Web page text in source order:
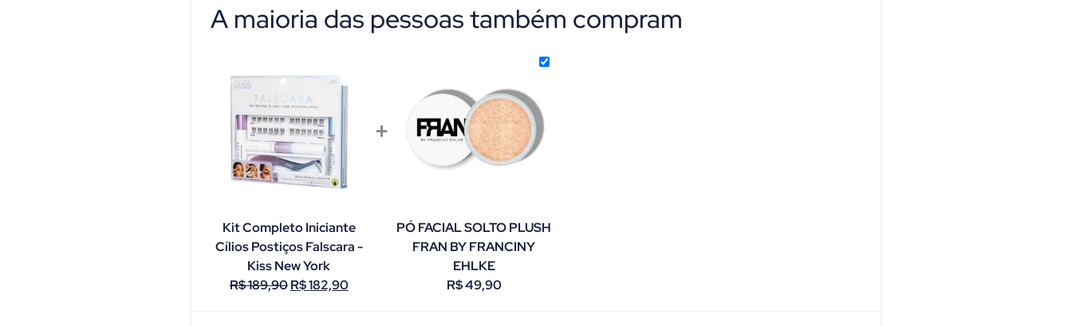
A maioria das pessoas também compram
Kit Completo Iniciante
Cílios Postiços Falscara -
Kiss New York
R$189,90 R$182,90
+
PÓ FACIAL SOLTO PLUSH
FRAN BY FRANCINY
EHLKE
R$49,90